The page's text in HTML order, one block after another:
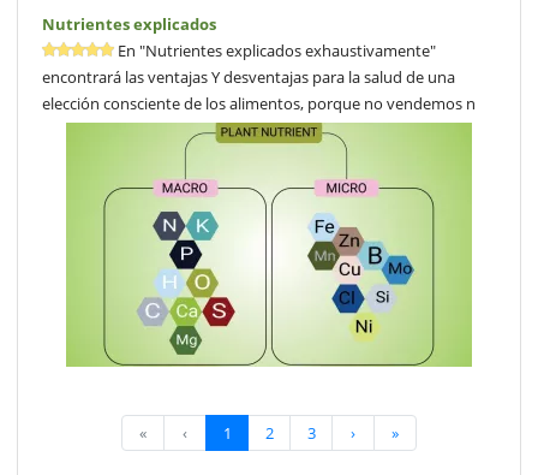
Nutrientes explicados
En "Nutrientes explicados exhaustivamente"
encontrará las ventajas Y desventajas para la salud de una
elección consciente de los alimentos, porque no vendemos n
« ‹ 1 2 3 › »